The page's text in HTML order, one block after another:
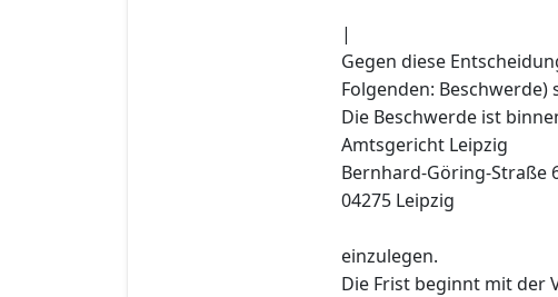
|
Gegen diese
Folgenden: Beschwerde)
Die Beschwerde ist
Amtsgericht Leipzig
Bernhard-Göring-Straße
04275 Leipzig
einzulegen.
Die Frist beginnt mit der